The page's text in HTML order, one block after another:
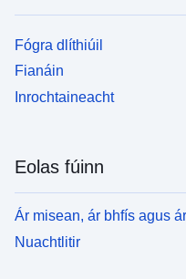
Fógra dlíthiúil
Fianáin
Inrochtaineacht
Eolas fúinn
Ár misean, ár bhfís agus
Nuachtlitir